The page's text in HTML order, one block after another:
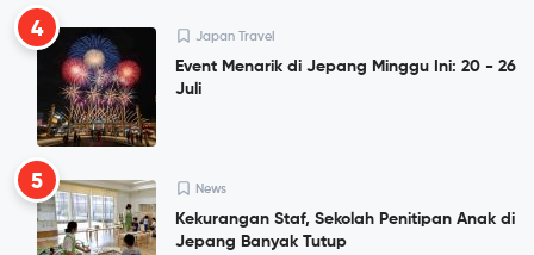
4 Japan Travel
Event Menarik di Jepang Minggu Ini: 20 - 26
Juli
5 News
Kekurangan Staf, Sekolah Penitipan Anak di
Jepang Banyak Tutup